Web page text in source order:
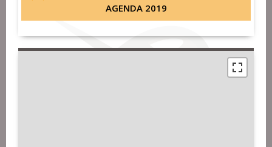
AGENDA 2019